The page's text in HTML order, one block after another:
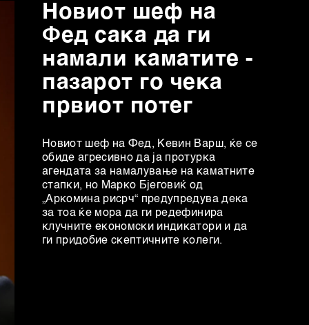
Новиот шеф на
Фед сака да ги
намали каматите -
пазарот го чека
првиот потег
Новиот шеф на Фeд, Кевин Варш, ќе се
обиде агресивно да ја протурка
агендата за намалување на каматните
стапки, но Марко Бјеговиќ од
„Аркомина рисрч“ предупредува дека
за тоа ќе мора да ги редефинира
клучните економски индикатори и да
ги придобие скептичните колеги.